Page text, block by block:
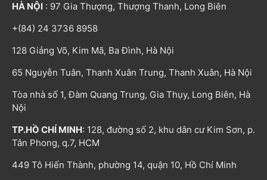
HÀ NỘI : 97 Gia Thượng, Thượng Thanh, Long Biên
+(84) 24 3736 8958
128 Giảng Võ, Kim Mã, Ba Đình, Hà Nội
65 Nguyễn Tuân, Thanh Xuân Trung, Thanh Xuân, Hà Nội
Tòa nhà số 1, Đàm Quang Trung, Gia Thụy, Long Biên, Hà
Nội
TP.HỒ CHÍ MINH: 128, đường số 2, khu dân cư Kim Sơn, p.
Tân Phong, q.7, HCM
449 Tô Hiến Thành, phường 14, quận 10, Hồ Chí Minh